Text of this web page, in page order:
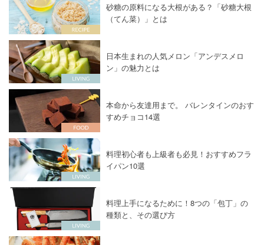
砂糖の原料になる大根がある？「砂糖大根
（てん菜）」とは
日本生まれの人気メロン「アンデスメロ
ン」の魅力とは
本命から友達用まで。 バレンタインのおす
すめチョコ14選
料理初心者も上級者も必見！おすすめフラ
イパン10選
料理上手になるために！8つの「包丁」の
種類と、その選び方